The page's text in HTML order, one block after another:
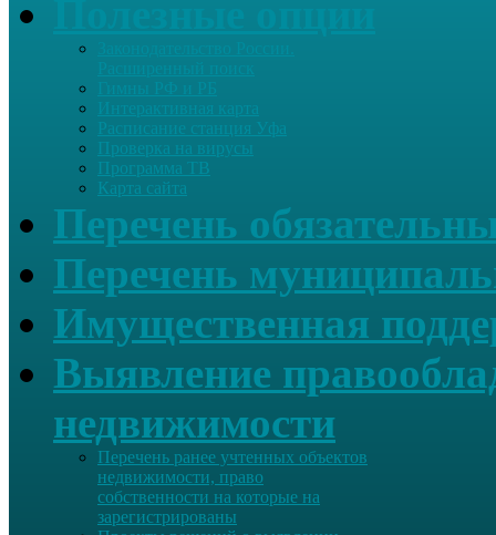
Гимны РФ и РБ
Интерактивная карта
Расписание станция Уфа
Проверка на вирусы
Программа ТВ
Карта сайта
Перечень
Перечень
Имущественная
Выявление
недвижимости
Перечень ранее учтенных объектов
недвижимости, право
собственности на которые на
зарегистрированы